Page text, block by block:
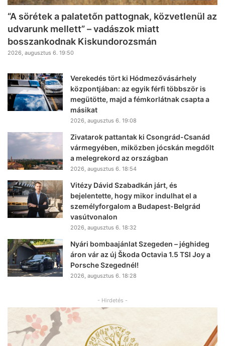
“A sörétek a palatetőn pattognak, közvetlenül az
udvarunk mellett” – vadászok miatt
bosszankodnak Kiskundorozsmán
2026, augusztus 6. 19:50
Verekedés tört ki Hódmezővásárhely
központjában: az egyik férfi többször is
megütötte, majd a fémkorlátnak csapta a
másikat
2026, augusztus 6. 19:08
Zivatarok pattantak ki Csongrád-Csanád
vármegyében, miközben jócskán megdőlt
a melegrekord az országban
2026, augusztus 6. 18:54
Vitézy Dávid Szabadkán járt, és
bejelentette, hogy mikor indulhat el a
személyforgalom a Budapest-Belgrád
vasútvonalon
2026, augusztus 6. 18:32
Nyári bombaajánlat Szegeden – jéghideg
áron vár az új Škoda Octavia 1.5 TSI Joy a
Porsche Szegednél!
2026, augusztus 6. 18:28
- Hirdetés -